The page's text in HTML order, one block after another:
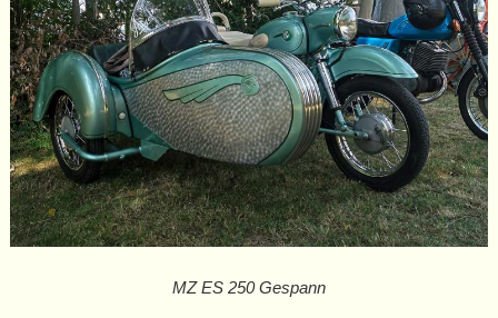
MZ ES 250 Gespann